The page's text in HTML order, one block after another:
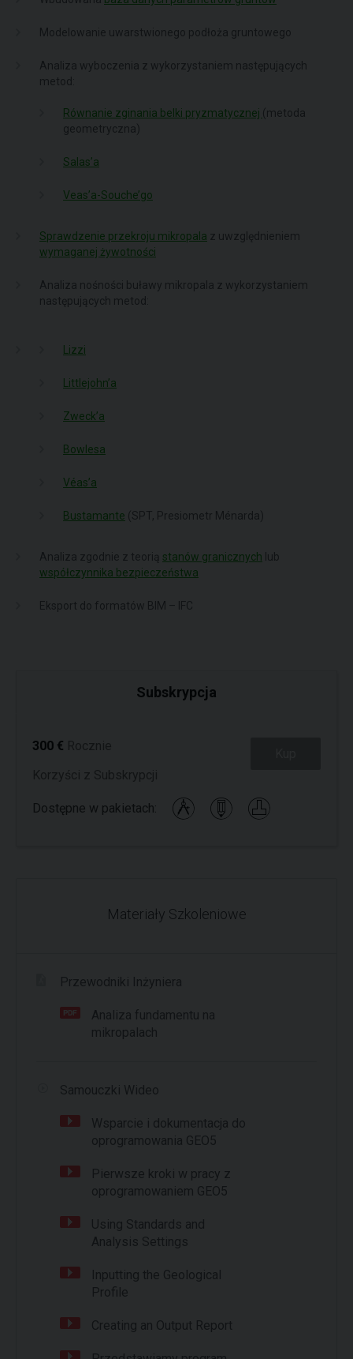
Modelowanie uwarstwionego podłoża gruntowego
Analiza wyboczenia z wykorzystaniem następujących
metod:
Równanie zginania belki pryzmatycznej (metoda
geometryczna)
Salas’a
Veas’a-Souche’go
Sprawdzenie przekroju mikropala z uwzględnieniem
wymaganej żywotności
Analiza nośności buławy mikropala z wykorzystaniem
następujących metod:
Lizzi
Littlejohn’a
Zweck’a
Bowlesa
Véas’a
Bustamante (SPT, Presiometr Ménarda)
Analiza zgodnie z teorią stanów granicznych lub
współczynnika bezpieczeństwa
Eksport do formatów BIM – IFC
Subskrypcja
300 €
Dostępne w pakietach:
Materiały Szkoleniowe
Przewodniki Inżyniera
Analiza fundamentu na
mikropalach
Samouczki Wideo
Wsparcie i dokumentacja do
oprogramowania GEO5
Pierwsze kroki w pracy z
oprogramowaniem GEO5
Using Standards and
Analysis Settings
Inputting the Geological
Profile
Creating an Output Report